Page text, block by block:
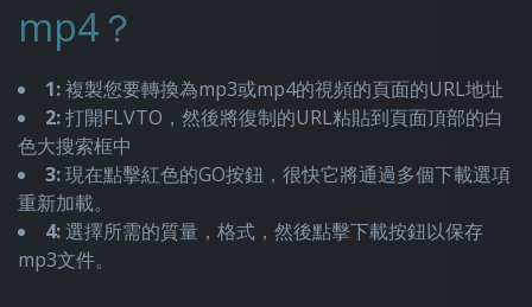
mp4？
1:複製您要轉換為mp3或mp4的視頻的頁面的URL地址
2:打開FLVTO，然後將復制的URL粘貼到頁面頂部的白
色大搜索框中
3:現在點擊紅色的GO按鈕，很快它將通過多個下載選項
重新加載。
4:選擇所需的質量，格式，然後點擊下載按鈕以保存
mp3文件。